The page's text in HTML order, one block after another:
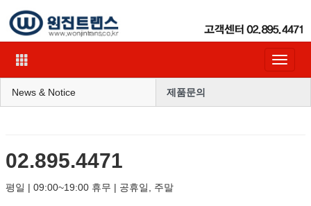
Toggle
News & Notice
제품문의
02.895.4471
평일 | 09:00~19:00 휴무 | 공휴일, 주말